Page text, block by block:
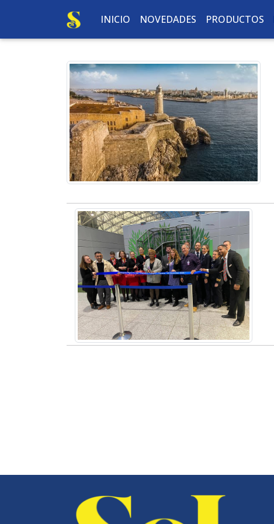
INICIO NOVEDADES PRODUCTOS